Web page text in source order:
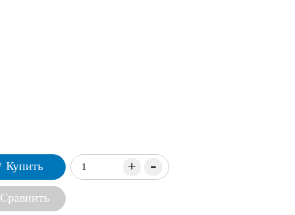
+ -
Купить
Сравнить